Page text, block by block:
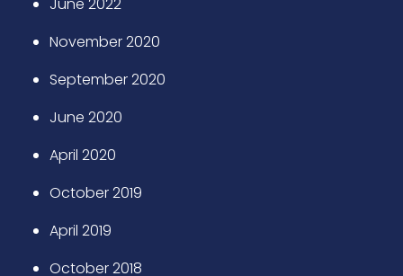
November 2020
September 2020
June 2020
April 2020
October 2019
April 2019
October 2018